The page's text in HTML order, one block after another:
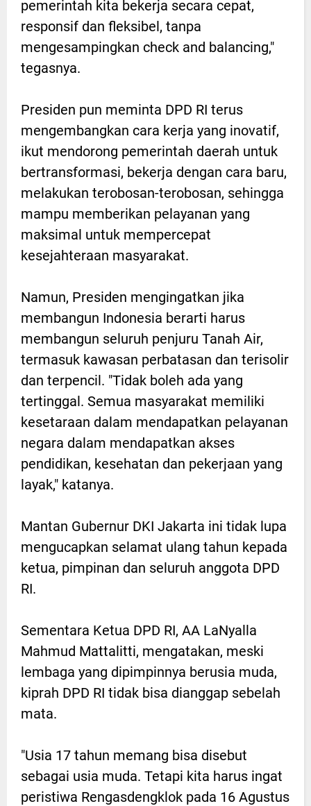
pemerintah kita bekerja secara cepat,
responsif dan fleksibel, tanpa
mengesampingkan check and balancing,"
tegasnya.
Presiden pun meminta DPD RI terus
mengembangkan cara kerja yang inovatif,
ikut mendorong pemerintah daerah untuk
bertransformasi, bekerja dengan cara baru,
melakukan terobosan-terobosan, sehingga
mampu memberikan pelayanan yang
maksimal untuk mempercepat
kesejahteraan masyarakat.
Namun, Presiden mengingatkan jika
membangun Indonesia berarti harus
membangun seluruh penjuru Tanah Air,
termasuk kawasan perbatasan dan terisolir
dan terpencil. "Tidak boleh ada yang
tertinggal. Semua masyarakat memiliki
kesetaraan dalam mendapatkan pelayanan
negara dalam mendapatkan akses
pendidikan, kesehatan dan pekerjaan yang
layak," katanya.
Mantan Gubernur DKI Jakarta ini tidak lupa
mengucapkan selamat ulang tahun kepada
ketua, pimpinan dan seluruh anggota DPD
RI.
Sementara Ketua DPD RI, AA LaNyalla
Mahmud Mattalitti, mengatakan, meski
lembaga yang dipimpinnya berusia muda,
kiprah DPD RI tidak bisa dianggap sebelah
mata.
"Usia 17 tahun memang bisa disebut
sebagai usia muda. Tetapi kita harus ingat
peristiwa Rengasdengklok pada 16 Agustus